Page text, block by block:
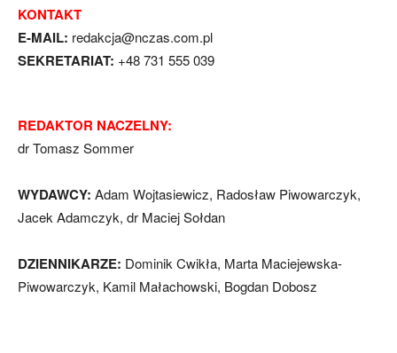
KONTAKT
E-MAIL: redakcja@nczas.com.pl
SEKRETARIAT: +48 731 555 039
REDAKTOR NACZELNY:
dr Tomasz Sommer
WYDAWCY: Adam Wojtasiewicz, Radosław Piwowarczyk,
Jacek Adamczyk, dr Maciej Sołdan
DZIENNIKARZE: Dominik Cwikła, Marta Maciejewska-
Piwowarczyk, Kamil Małachowski, Bogdan Dobosz